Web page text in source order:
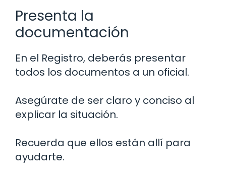
Presenta la
documentación
En el Registro, deberás presentar
todos los documentos a un oficial.
Asegúrate de ser claro y conciso al
explicar la situación.
Recuerda que ellos están allí para
ayudarte.